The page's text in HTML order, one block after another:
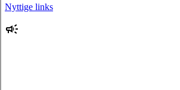
Nyttige links